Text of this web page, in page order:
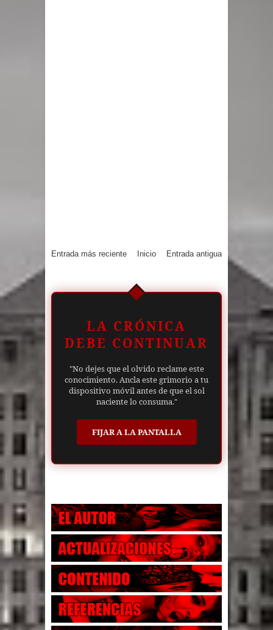
Entrada más reciente Entrada antigua
Inicio
LA CRÓNICA
DEBE CONTINUAR
"No dejes que el olvido reclame este
conocimiento. Ancla este grimorio a tu
dispositivo móvil antes de que el sol
naciente lo consuma."
FIJAR A LA PANTALLA